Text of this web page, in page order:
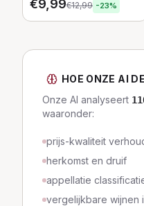
€9,99€12,99 -23%
HOE ONZE AI
Onze AI analyseert
waaronder:
prijs-kwaliteit
herkomst en druif
appellatie
vergelijkbare wijnen